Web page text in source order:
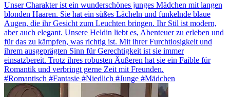
Unser Charakter ist ein wunderschönes junges Mädchen mit langen
blonden Haaren. Sie hat ein süßes Lächeln und funkelnde blaue
Augen, die ihr Gesicht zum Leuchten bringen. Ihr Stil ist modern,
aber auch elegant. Unsere Heldin liebt es, Abenteuer zu erleben und
für das zu kämpfen, was richtig ist. Mit ihrer Furchtlosigkeit und
ihrem ausgeprägten Sinn für Gerechtigkeit ist sie immer
einsatzbereit. Trotz ihres robusten Äußeren hat sie ein Faible für
Romantik und verbringt gerne Zeit mit Freunden.
#Romantisch #Fantasie #Niedlich #Junge #Mädchen